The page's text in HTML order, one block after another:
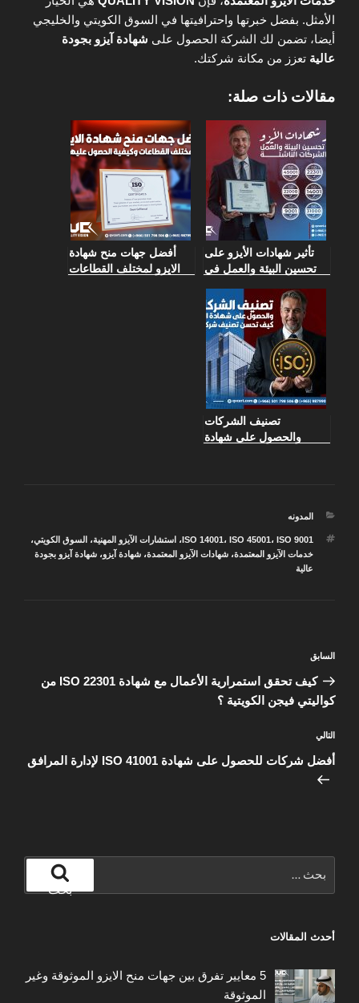
الأمثل. بفضل خبرتها واحترافيتها في السوق الكويتي والخليجي
أيضا، تضمن لك الشركة الحصول على شهادة آيزو بجودة
عالية تعزز من مكانة شركتك.
مقالات ذات صلة:
تأثير شهادات الأيزو على
تحسين البيئة والعمل في
أفضل جهات منح شهادة
الايزو لمختلف القطاعات
تصنيف الشركات
والحصول على شهادة
التصنيفات
المدونه
الوسوم ISO 14001، ISO 45001، ISO 9001 ، استشارات الآيزو المهنية، السوق الكويتي،
خدمات الآيزو المعتمدة،شهادات الآيزو المعتمدة،شهادة آيزو،شهادة آيزو بجودة
عالية
المقالة
السابقة
السابق
كيف تحقق استمرارية الأعمال مع شهادة ISO 22301 من
كواليتي فيجن الكويتية ؟
المقالة
التالية
التالي
أفضل شركات للحصول على شهادة ISO 41001 لإدارة المرافق
عن:
بحث
أحدث المقالات
5 معايير تفرق بين جهات منح الايزو الموثوقة وغير
الموثوقة